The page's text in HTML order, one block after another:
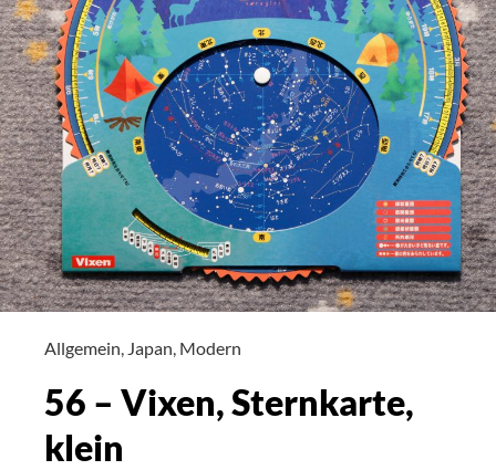
Allgemein Japan Modern
56 – Vixen, Sternkarte,
klein